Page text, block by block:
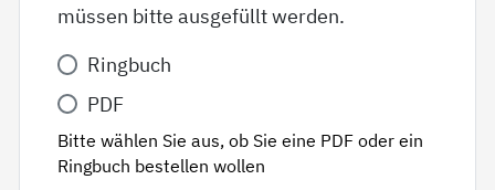
müssen bitte ausgefüllt werden.
Variante*
Ringbuch
PDF
Bitte wählen Sie aus, ob Sie eine PDF oder ein
Ringbuch bestellen wollen